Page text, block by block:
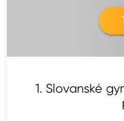
1. Slovanské